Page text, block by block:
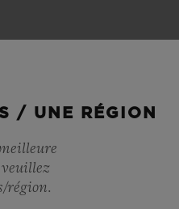
RÉSERVE DE
72
/ UNE RÉGION
veuillez
région.